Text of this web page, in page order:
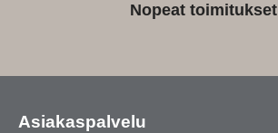
Nopeat toimitukset
Asiakaspalvelu